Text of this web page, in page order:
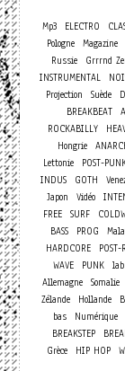
Mp3 ELECTRO
Pologne Magazine
Russie Grrrnd
INSTRUMENTAL
Projection
Suède
BREAKBEAT
ROCKABILLY
Hongrie
Lettonie
POST-
INDUS
GOTH
Japon
Vidéo
FREE SURF
BASS
PROG
HARDCORE
POST-
WAVE
PUNK lab
Allemagne Somalie
Zélande
Hollande
bas
Numérique
BREAKSTEP
Grèce
HIP HOP